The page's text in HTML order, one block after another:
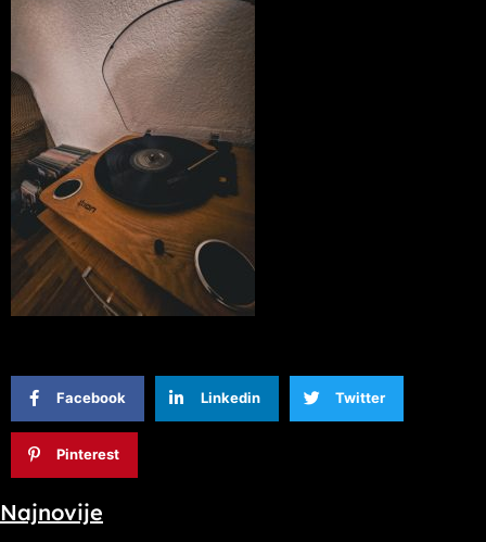
Facebook Linkedin Twitter
Pinterest
Najnovije